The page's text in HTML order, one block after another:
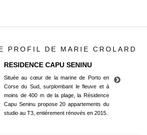
PROFIL DE MARIE CROLARD
RESIDENCE CAPU SENINU
Située au cœur de la marine de Porto en
Corse du Sud, surplombant le fleuve et à
moins de 400 m de la plage, la Résidence
Capu Seninu propose 20 appartements du
studio au T3, entièrement rénovés en 2015.